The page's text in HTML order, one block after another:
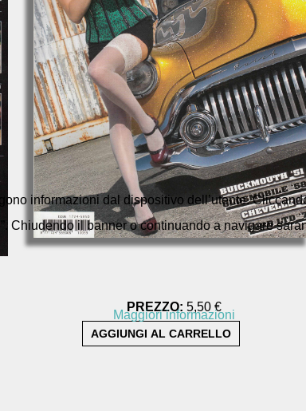
PREZZO: 5,50 €
informazioni dal dispositivo dell’utente.
Chiudendo il banner o continuando a navigare
Maggiori informazioni